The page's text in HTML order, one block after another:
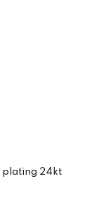
plating 24kt